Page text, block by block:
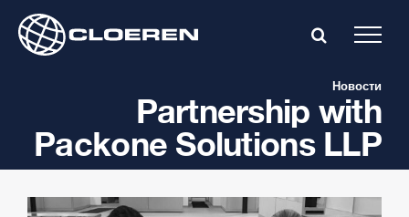
content
Partnership with
Packone Solutions LLP
Новости